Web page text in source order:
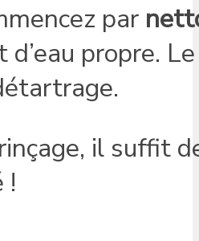
par
propre.
il suffit
!